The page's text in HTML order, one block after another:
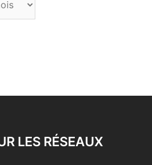
LES RÉSEAUX